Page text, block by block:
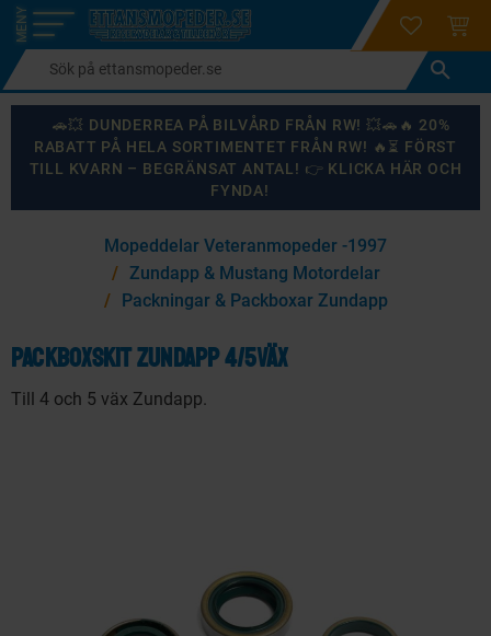
Meny
login
🚗💥 DUNDERREA PÅ BILVÅRD FRÅN RW! 💥🚗🔥 20%
RABATT PÅ HELA SORTIMENTET FRÅN RW! 🔥⏳ FÖRST
TILL KVARN – BEGRÄNSAT ANTAL! 👉 KLICKA HÄR OCH
FYNDA!
KANSKE NÅGON AV DESSA PRODUKTER KAN INTRESSERA
DIG?
ETH01m solnr50-2
Mopeddelar Veteranmopeder -1997
Zundapp & Mustang Motordelar
Packningar & Packboxar Zundapp
Packboxskit Zundapp 4/5väx
Till 4 och 5 väx Zundapp.